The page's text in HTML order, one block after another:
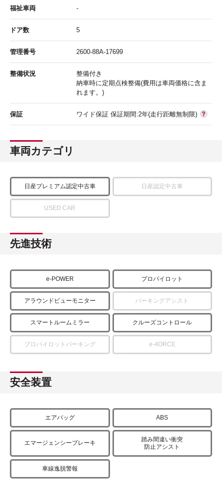
福祉車両 -
ドア数 5
管理番号 2600-88A-17699
整備状況
整備付き
納車時に定期点検整備(費用は車両価格に含ま
れます。)
保証 ワイド保証 保証期間:2年(走行距離無制限)
車両カテゴリ
日産プレミアム認定中古車 日産認定中古車
USED CAR
先進技術
e-POWER プロパイロット
アラウンドビューモニター パーキングアシスト
スマートルームミラー クルーズコントロール
プロパイロットパーキング e-4ORCE
安全装置
エアバッグ ABS
エマージェンシーブレーキ
踏み間違い衝突
防止アシスト
車線逸脱警報